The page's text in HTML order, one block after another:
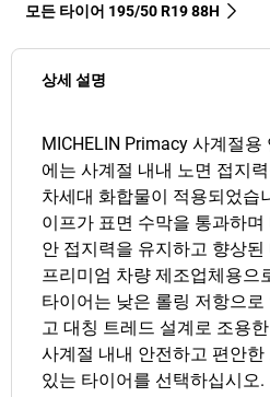
모든 타이어‎ 195/50 R19 88H
상세 설명
MICHELIN Primacy 사계절
에는 사계절 내내 노면 접지
차세대 화합물이 적용되었습
이프가 표면 수막을 통과하
안 접지력을 유지하고 향상
프리미엄 차량 제조업체용으
타이어는 낮은 롤링 저항으
고 대칭 트레드 설계로 조용
사계절 내내 안전하고 편안
있는 타이어를 선택하십시오.